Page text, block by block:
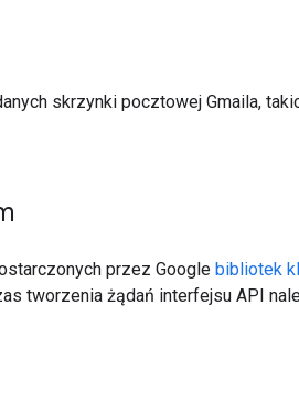
skrzynki pocztowej Gmaila,
przez Google bibliotek
tworzenia żądań interfejsu API